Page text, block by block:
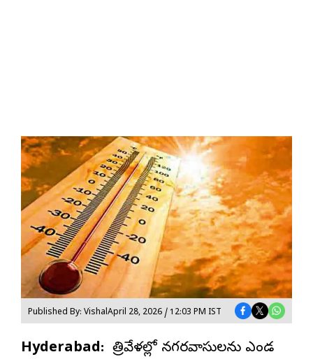
Published By: VishalApril 28, 2026 / 12:03 PM IST
Hyderabad: రాత్రివేళల్లో నగరవాసులను ఎండ